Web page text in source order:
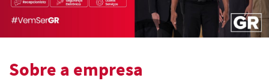
Sobre a empresa